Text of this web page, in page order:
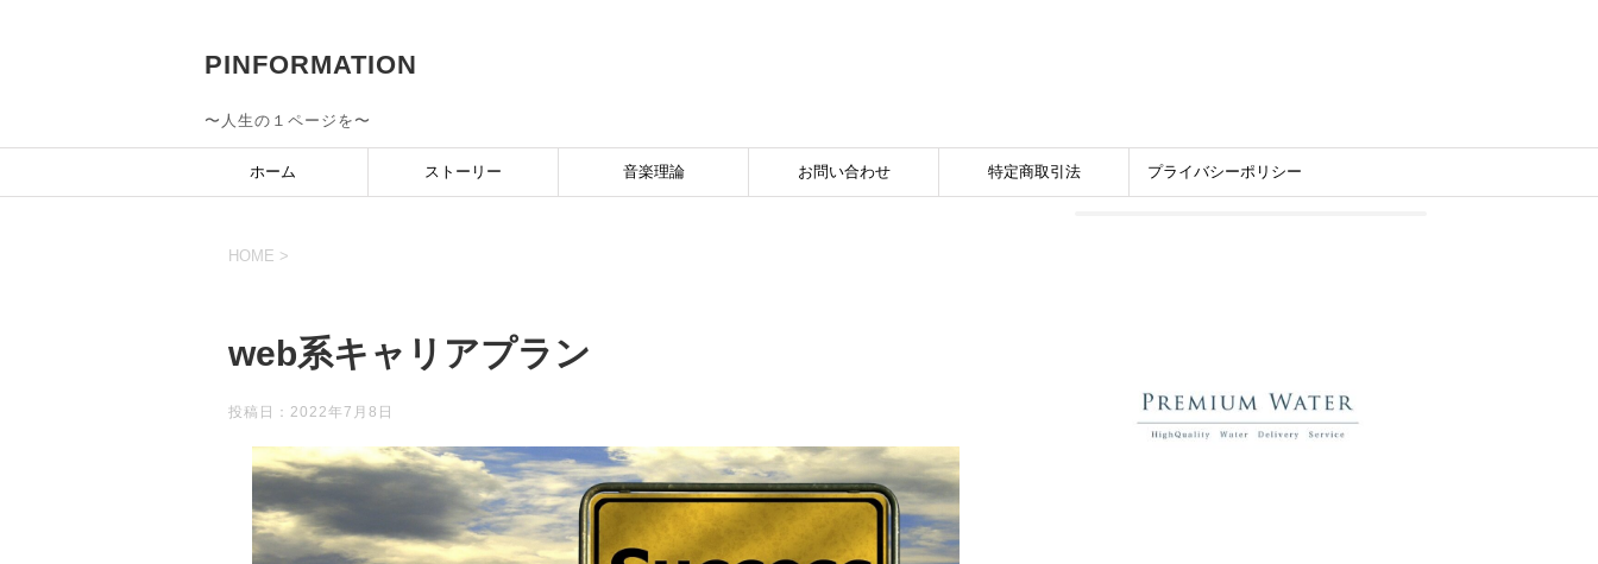
PINFORMATION
〜人生の１ページを〜
ホーム ストーリー 音楽理論 お問い合わせ 特定商取引法 プライバシーポリシー
HOME >
web系キャリアプラン
投稿日： 2022年7月8日